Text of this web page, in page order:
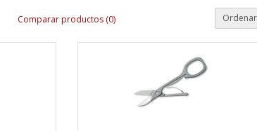
Comparar productos (0)